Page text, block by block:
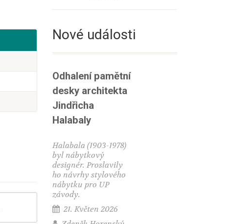
Nové události
Odhalení pamětní
desky architekta
Jindřicha
Halabaly
Halabala (1903-1978)
byl nábytkový
designér. Proslavily
ho návrhy stylového
nábytku pro UP
závody.
21. Květen 2026